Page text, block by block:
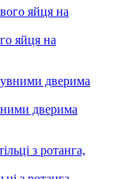
яйця на
дверима